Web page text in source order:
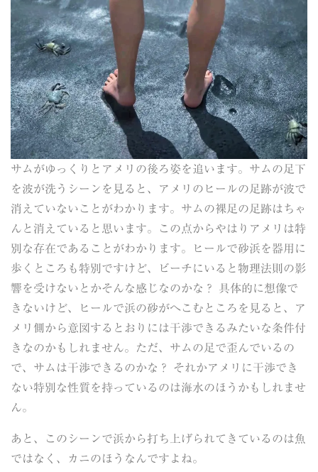
サムがゆっくりとアメリの後ろ姿を追います。サムの足下
を波が洗うシーンを見ると、アメリのヒールの足跡が波で
消えていないことがわかります。サムの裸足の足跡はちゃ
んと消えていると思います。この点からやはりアメリは特
別な存在であることがわかります。ヒールで砂浜を器用に
歩くところも特別ですけど、ビーチにいると物理法則の影
響を受けないとかそんな感じなのかな？ 具体的に想像で
きないけど、ヒールで浜の砂がへこむところを見ると、ア
メリ側から意図するとおりには干渉できるみたいな条件付
きなのかもしれません。ただ、サムの足で歪んでいるの
で、サムは干渉できるのかな？ それかアメリに干渉でき
ない特別な性質を持っているのは海水のほうかもしれませ
ん。
あと、このシーンで浜から打ち上げられてきているのは魚
ではなく、カニのほうなんですよね。